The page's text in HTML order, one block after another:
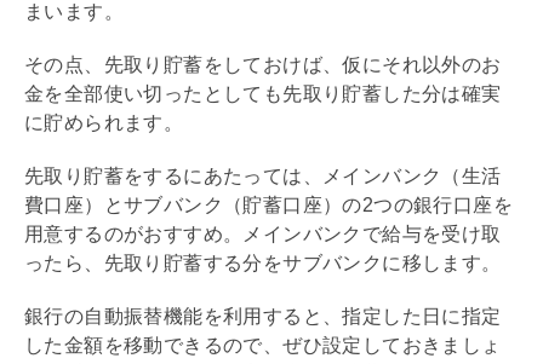
まいます。
その点、先取り貯蓄をしておけば、仮にそれ以外のお
金を全部使い切ったとしても先取り貯蓄した分は確実
に貯められます。
先取り貯蓄をするにあたっては、メインバンク（生活
費口座）とサブバンク（貯蓄口座）の2つの銀行口座を
用意するのがおすすめ。メインバンクで給与を受け取
ったら、先取り貯蓄する分をサブバンクに移します。
銀行の自動振替機能を利用すると、指定した日に指定
した金額を移動できるので、ぜひ設定しておきましょ